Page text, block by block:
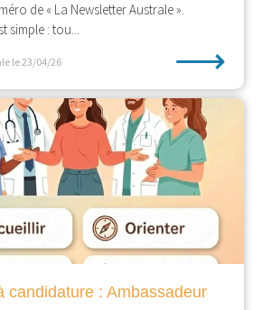
de « La Newsletter Australe ».
simple : tou...
le 23/04/26 ⟶
candidature : Ambassadeur